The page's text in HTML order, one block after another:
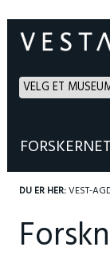
VELG ET
DU ER HER:VEST-